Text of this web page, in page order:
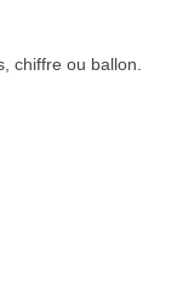
chiffre ou ballon.